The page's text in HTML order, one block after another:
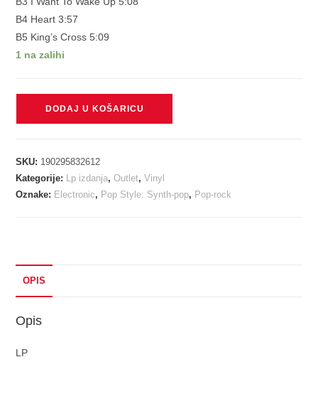
B4 Heart 3:57
B5 King’s Cross 5:09
1 na zalihi
ACTUALLY
LP
DODAJ U KOŠARICU
SKU: 190295832612
Kategorije: Lp izdanja,Outlet,Vinyl
Oznake: Electronic, Pop Style: Synth-pop, Pop-rock
OPIS
Opis
LP